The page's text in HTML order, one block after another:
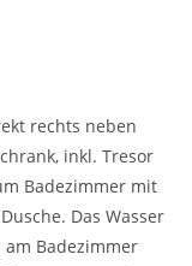
rechts neben
inkl. Tresor
Badezimmer mit
Das Wasser
Badezimmer